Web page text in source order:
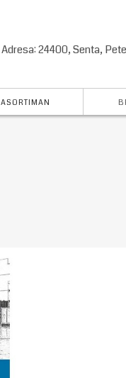
ASORTIMAN
Adresa: 24400, Senta,